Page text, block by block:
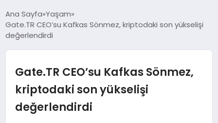
TEKNOLOJI
YAŞAM
Ana Sayfa Yaşam
Gate.TR CEO’su Kafkas Sönmez, kriptodaki son yükselişi
değerlendirdi
Gate.TR CEO’su Kafkas Sönmez,
kriptodaki son yükselişi
değerlendirdi